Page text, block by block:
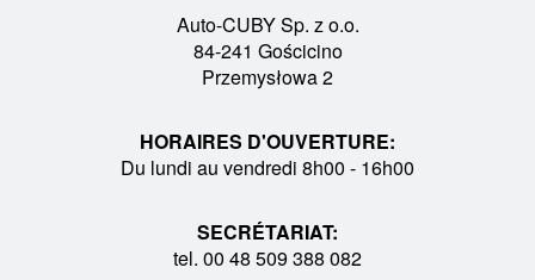
Auto-CUBY Sp. z o.o.
84-241 Gościcino
Przemysłowa 2
HORAIRES D'OUVERTURE:
Du lundi au vendredi 8h00 - 16h00
SECRÉTARIAT:
tel. 00 48 509 388 082